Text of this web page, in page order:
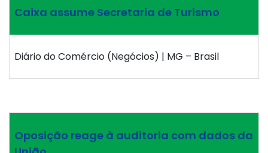
Caixa assume Secretaria de Turismo
Diário do Comércio (Negócios) | MG – Brasil
Oposição reage à auditoria com dados da